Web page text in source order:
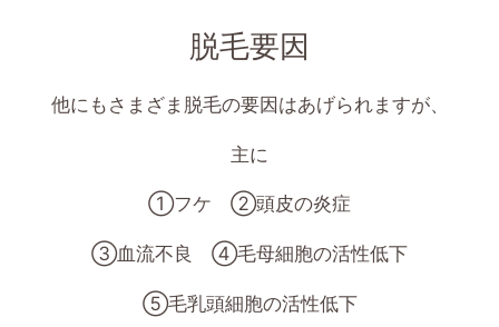
脱毛要因
他にもさまざま脱毛の要因はあげられますが、
主に
①フケ ②頭皮の炎症
③血流不良 ④毛母細胞の活性低下
⑤毛乳頭細胞の活性低下